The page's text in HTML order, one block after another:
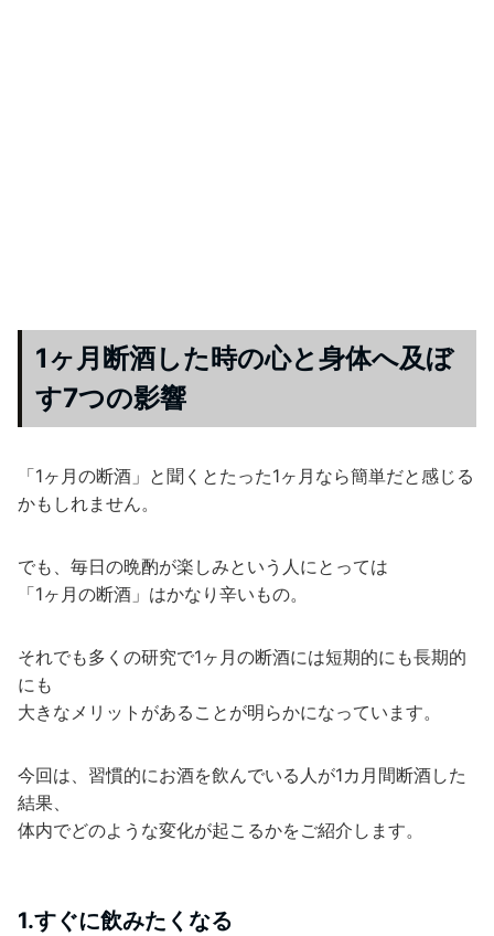
1ヶ月断酒した時の心と身体へ及ぼ
す7つの影響
「1ヶ月の断酒」と聞くとたった1ヶ月なら簡単だと感じる
かもしれません。
でも、毎日の晩酌が楽しみという人にとっては
「1ヶ月の断酒」はかなり辛いもの。
それでも多くの研究で1ヶ月の断酒には短期的にも長期的
にも
大きなメリットがあることが明らかになっています。
今回は、習慣的にお酒を飲んでいる人が1カ月間断酒した
結果、
体内でどのような変化が起こるかをご紹介します。
1.すぐに飲みたくなる